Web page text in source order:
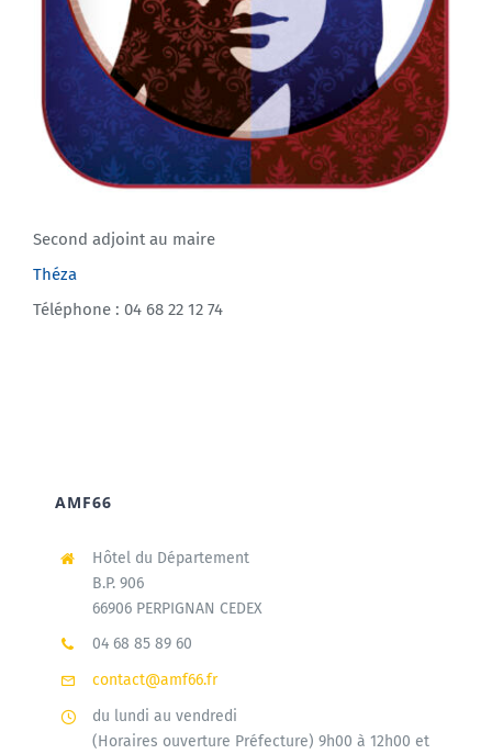
Second adjoint au maire
Théza
Téléphone : 04 68 22 12 74
AMF66
Hôtel du Département
B.P. 906
66906 PERPIGNAN CEDEX
04 68 85 89 60
contact@amf66.fr
du lundi au vendredi
(Horaires ouverture Préfecture) 9h00 à 12h00 et